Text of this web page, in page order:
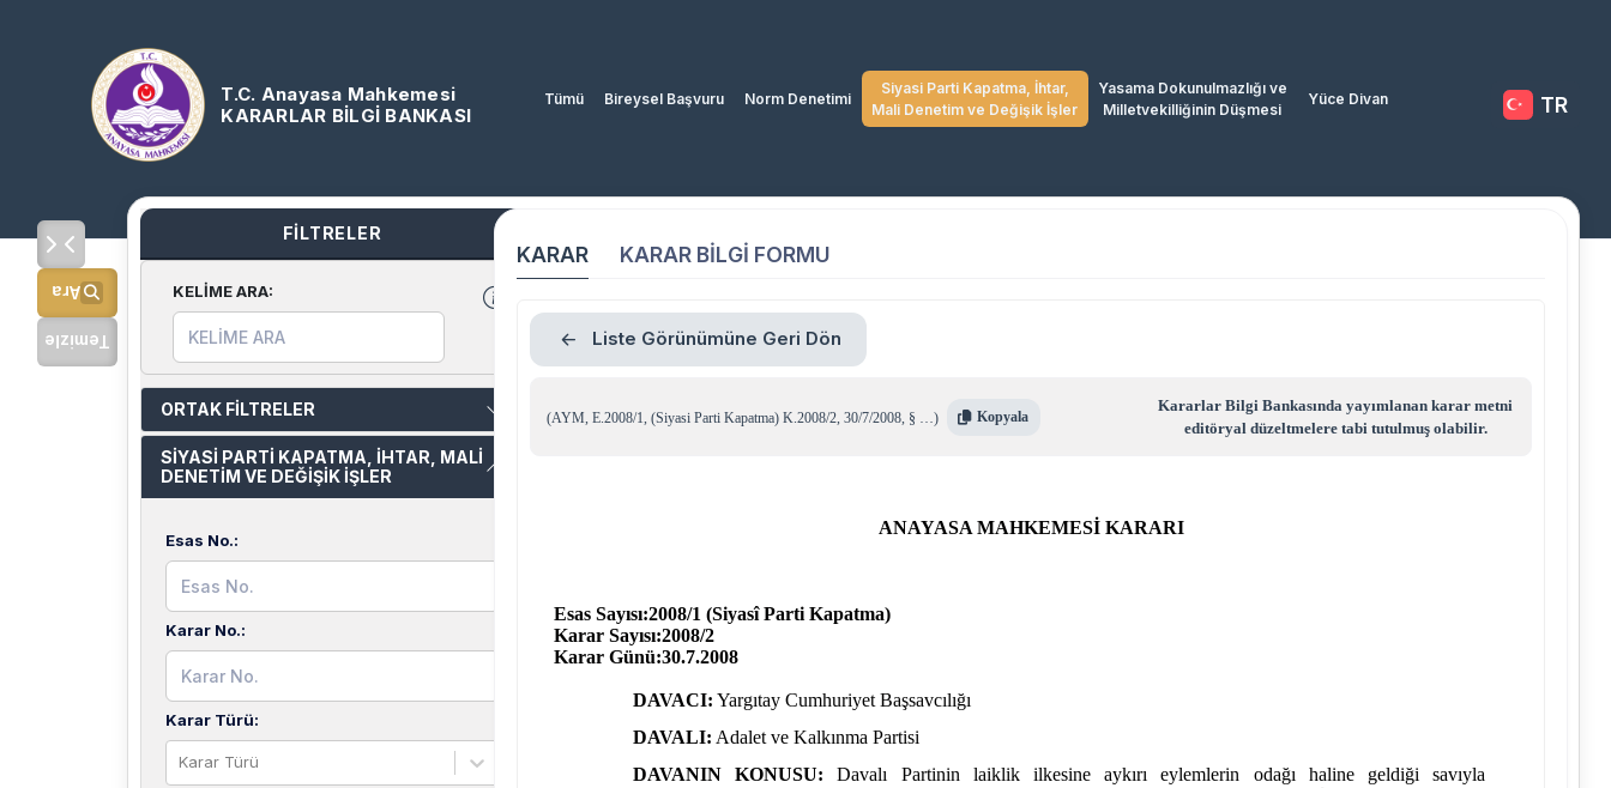
T.C. Anayasa Mahkemesi
KARARLAR BİLGİ BANKASI
Tümü Bireysel Başvuru Norm Denetimi
Siyasi Parti Kapatma, İhtar,
Mali Denetim ve Değişik İşler
Yasama Dokunulmazlığı ve
Milletvekilliğinin Düşmesi
Yüce Divan TR
Ara
Temizle
FİLTRELER
KELİME ARA:
ORTAK FİLTRELER
SİYASİ PARTİ KAPATMA, İHTAR, MALİ
DENETİM VE DEĞİŞİK İŞLER
Esas No.:
Karar No.:
Karar Türü:
Karar Türü
KARAR KARAR BİLGİ FORMU
Liste Görünümüne Geri Dön
(AYM, E.2008/1, (Siyasi Parti Kapatma) K.2008/2, 30/7/2008, § …) Kopyala
Kararlar Bilgi Bankasında yayımlanan karar metni
editöryal düzeltmelere tabi tutulmuş olabilir.